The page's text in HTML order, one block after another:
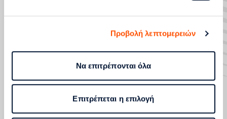
Προβολή λεπτομερειών
Να επιτρέπονται όλα
Επιτρέπεται η επιλογή
Επικοινωνία